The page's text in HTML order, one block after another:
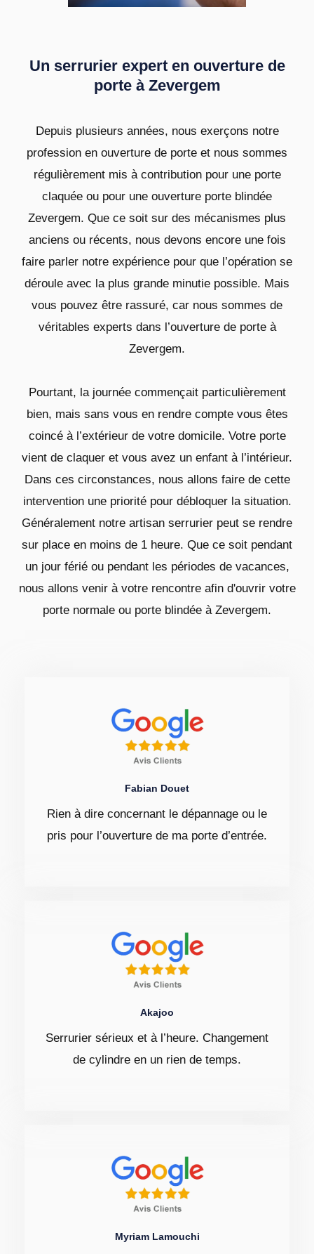
Un serrurier expert en ouverture de
porte à Zevergem
Depuis plusieurs années, nous exerçons notre
profession en ouverture de porte et nous sommes
régulièrement mis à contribution pour une porte
claquée ou pour une ouverture porte blindée
Zevergem. Que ce soit sur des mécanismes plus
anciens ou récents, nous devons encore une fois
faire parler notre expérience pour que l’opération se
déroule avec la plus grande minutie possible. Mais
vous pouvez être rassuré, car nous sommes de
véritables experts dans l’ouverture de porte à
Zevergem.
Pourtant, la journée commençait particulièrement
bien, mais sans vous en rendre compte vous êtes
coincé à l’extérieur de votre domicile. Votre porte
vient de claquer et vous avez un enfant à l’intérieur.
Dans ces circonstances, nous allons faire de cette
intervention une priorité pour débloquer la situation.
Généralement notre artisan serrurier peut se rendre
sur place en moins de 1 heure. Que ce soit pendant
un jour férié ou pendant les périodes de vacances,
nous allons venir à votre rencontre afin d'ouvrir votre
porte normale ou porte blindée à Zevergem.
Fabian Douet
Rien à dire concernant le dépannage ou le
pris pour l’ouverture de ma porte d’entrée.
Akajoo
Serrurier sérieux et à l’heure. Changement
de cylindre en un rien de temps.
Myriam Lamouchi